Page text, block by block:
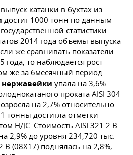
катанки в бухтах из
достиг 1000 тонн по данным
статистики.
2014 года объемы выпуска
же сравнивать показатели
то наблюдается рост
же за 6месячный период
нержавейки упала на 3,6%.
проката AISI 304
на 2,7% относительно
тонны достигла отметки
НДС. Стоимость AISI 321 2 В
2,9% до уровня 234,720 тыс.
В (08Х17) поднялась на 2,8%,